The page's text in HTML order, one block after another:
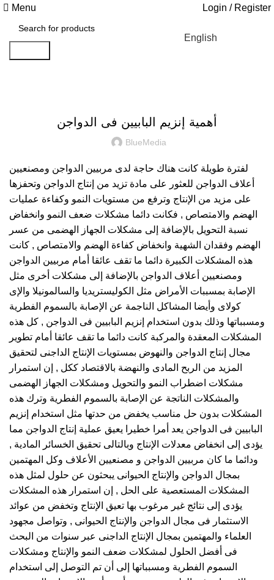
Menu Login / Register
English
أهمية إنزيم البابيين فى الدواجن
BlueMedia
لفترة طويلة كانت هناك حاجة لدى مربيين الدواجن ومصنعيين
أعلاف الدواجن للعثور على مادة تزيد من إنتاج الدواجن وتحفزها
على مزيد من الإنتاج وترفع من مستويات النمو وكفاءة عمليات
الهضم والامتصاص , فكانت دائما مشكلات ضعف النمو وانخفاض
نسبة التحويل بالإضافة إلى مشكلات الجهاز الهضمى من عسر
الهضم وفقدان الشهية وانخفاض كفاءة الهضم والامتصاص , كانت
هذه المشكلات الكبيرة دائما ما تقف عائقا أمام مربيين الدواجن
ومصنعيين أعلاف الدواجن بالإضافة إلى مشكلات أخرى مثل
الإصابة بمسببات الأمراض مثل الكوليستريديا والسالمونيلا والإى
كولاى وأيضا المشاكل الناجمة عن الإصابة بالسموم الفطرية
ومسبباتها وذلك بدون استخدام إنزيم البابيين فى الدواجن , كل هذه
المشكلات المعقدة والمركبة كانت دائما ما تقف عائقا أمام تطوير
مجال إنتاج الدواجن والنهوض بمستويات الإنتاج الداجنى لتحقيق
المزيد من الربح المادى والنهضة بالاقتصاد ككل , إن استمرار
مشكلات اضطراب النمو والتحويل ومشكلات الجهاز الهضمى
والمشكلات الناتجة عن الإصابة بالسموم الفطرية وترك هذه
المشكلات بدون حل مناسب يخفض من حدتها مثل استخدام إنزيم
البابيين فى الدواجن يعد أمرا خطيرا يعيق عملية إنتاج الدواجن مما
يؤدى إلى انخفاض معدلات الإنتاج وبالتالى تحقيق الخسائر المادية ,
ودائما ما كان مربيين الدواجن و مصنعيين الأعلاف وكل المهتمين
بمجال الدواجن والإنتاج الحيوانى يبحثون عن حلول لمثل هذه
المشكلات المستعصية على الحل , إن استمرار هذه المشكلات
يؤدى إلى نتائج غير مرغوب بها تعيق الإنتاج وتخفض من عوائد
الاستثمار فى مجال الدواجن والإنتاج الحيوانى , وتواصل مجهود
العلماء والمهتمين بمجال الإنتاج الداجنى عبر سنوات من البحث
فى أفضل الحلول لمشكلات ضعف النمو والإنتاج ومشكلات
السموم الفطرية ومسبباتها إلى أن تم التوصل إلى استخدام